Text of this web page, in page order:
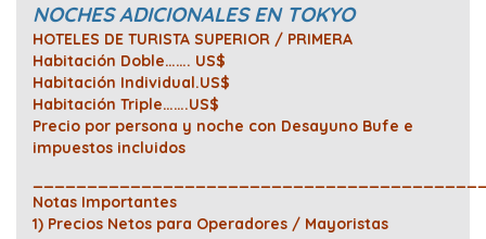
NOCHES ADICIONALES EN TOKYO
HOTELES DE TURISTA SUPERIOR / PRIMERA
Habitación Doble……. US$
Habitación Individual.US$
Habitación Triple…….US$
Precio por persona y noche con Desayuno Bufe e
impuestos incluidos
Notas Importantes
1) Precios Netos para Operadores / Mayoristas